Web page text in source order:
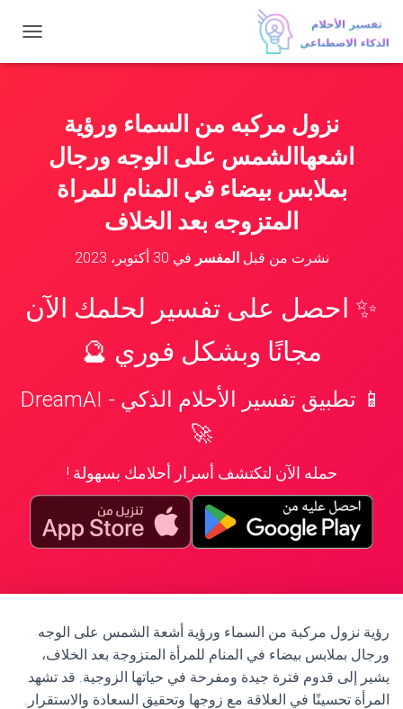
ب
نزول مركبه من السماء ورؤية
اشعهاالشمس على الوجه ورجال
بملابس بيضاء في المنام للمراة
المتزوجه بعد الخلاف
نشرت من قبلالمفسر في 30 أكتوبر، 2023
✨ احصل على تفسير لحلمك الآن
مجانًا وبشكل فوري 🔮
📱 تطبيق تفسير الأحلام الذكي - DreamAI
🚀
حمله الآن لتكتشف أسرار أحلامك بسهولة !
رؤية نزول مركبة من السماء ورؤية أشعة الشمس على الوجه
ورجال بملابس بيضاء في المنام للمرأة المتزوجة بعد الخلاف،
يشير إلى قدوم فترة جيدة ومفرحة في حياتها الزوجية. قد تشهد
المرأة تحسينًا في العلاقة مع زوجها وتحقيق السعادة والاستقرار.